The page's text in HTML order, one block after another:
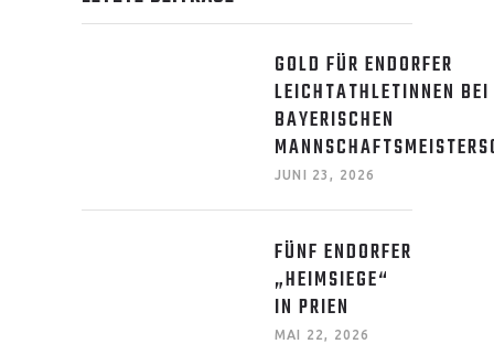
GOLD FÜR ENDORFER
LEICHTATHLETINNEN
BAYERISCHEN
JUNI 23, 2026
FÜNF ENDORFER
„HEIMSIEGE“
IN PRIEN
MAI 22, 2026